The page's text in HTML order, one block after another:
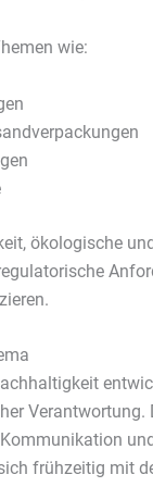
wie:
ökologische
frühzeitig mit